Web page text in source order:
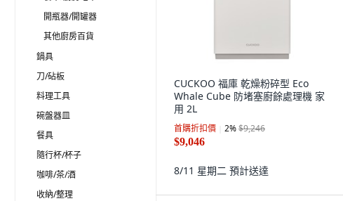
開瓶器/開罐器
其他廚房百貨
鍋具
刀/砧板
料理工具
碗盤器皿
餐具
隨行杯/杯子
咖啡/茶/酒
收納/整理
CUCKOO 福庫 乾燥粉碎型 Eco
Whale Cube 防堵塞廚餘處理機 家
用 2L
首購折扣價 2%$9,246
$9,046
8/11 星期二 預計送達